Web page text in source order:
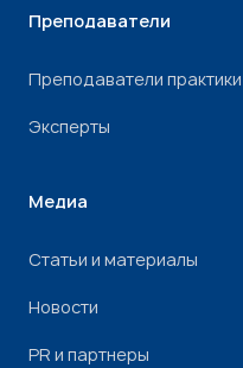
Преподаватели
Преподаватели практики
Эксперты
Медиа
Статьи и материалы
Новости
PR и партнеры